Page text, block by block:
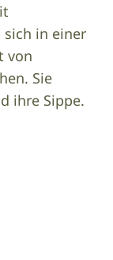
in einer
von
Sie
ihre Sippe.